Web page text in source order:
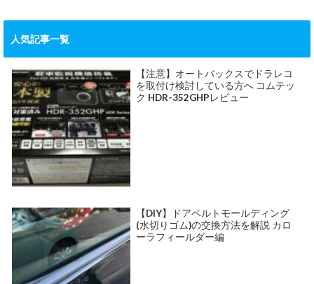
人気記事一覧
【注意】オートバックスでドラレコ
を取付け検討している方へ コムテッ
ク HDR-352GHPレビュー
【DIY】ドアベルトモールディング
(水切りゴム)の交換方法を解説 カロ
ーラフィールダー編